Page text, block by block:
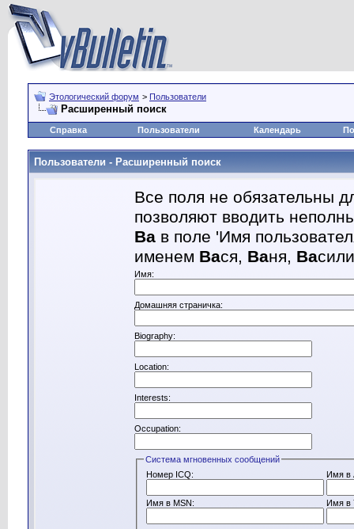
Этологический форум > Пользователи
Расширенный поиск
Справка Пользователи Календарь
Пользователи - Расширенный поиск
Все поля не обязательны
позволяют вводить
Ва в поле 'Имя
именем Вася, Ваня, Ва
Имя:
Домашняя страничка:
Biography:
Location:
Interests:
Occupation:
Система мгновенных сообщений
Номер ICQ:
Имя в
Имя в MSN: Имя в